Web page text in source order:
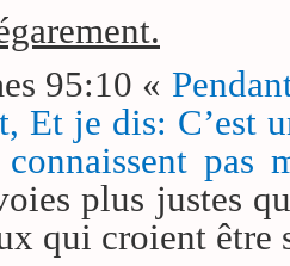
95:10 «
Et je dis: C’est
pas
plus justes
qui croient être